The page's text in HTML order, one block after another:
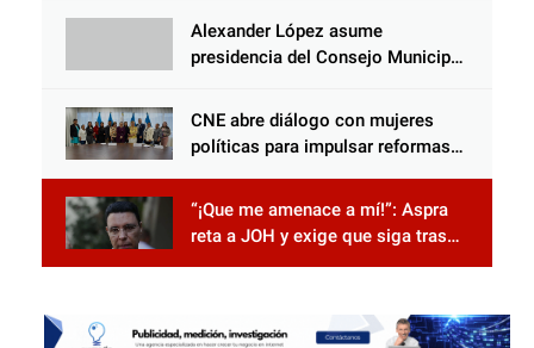
Alexander López asume
presidencia del Consejo Municipal
Censo Nacional 2026
CNE abre diálogo con mujeres
políticas para impulsar reformas
“¡Que me amenace a mí!”: Aspra
reta a JOH y exige que siga tras
las rejas